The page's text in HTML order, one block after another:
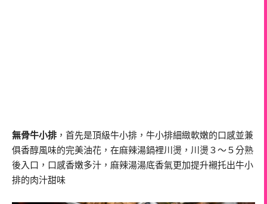
無骨牛小排 ，首先是頂級牛小排，牛小排細緻軟嫩的口感並兼
俱香醇風味的完美油花，在麻辣湯鍋裡川燙，川燙３～５分熟
後入口，口感香嫩多汁，麻辣湯湯底香氣更加提升襯托出牛小
排的肉汁甜味